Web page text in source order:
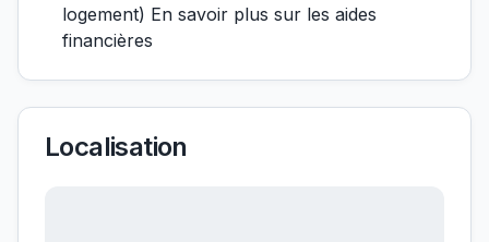
logement) En savoir plus sur les aides
financières
Localisation